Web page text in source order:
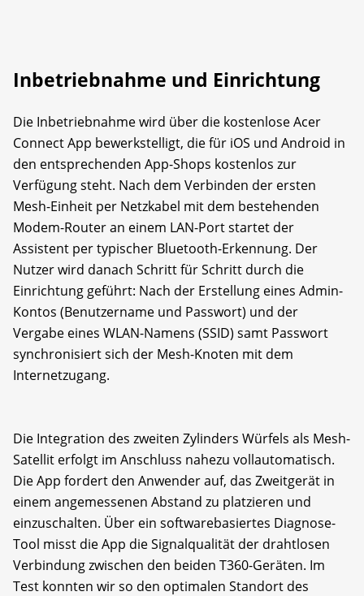
Inbetriebnahme und Einrichtung
Die Inbetriebnahme wird über die kostenlose Acer
Connect App bewerkstelligt, die für iOS und Android in
den entsprechenden App-Shops kostenlos zur
Verfügung steht. Nach dem Verbinden der ersten
Mesh-Einheit per Netzkabel mit dem bestehenden
Modem-Router an einem LAN-Port startet der
Assistent per typischer Bluetooth-Erkennung. Der
Nutzer wird danach Schritt für Schritt durch die
Einrichtung geführt: Nach der Erstellung eines Admin-
Kontos (Benutzername und Passwort) und der
Vergabe eines WLAN-Namens (SSID) samt Passwort
synchronisiert sich der Mesh-Knoten mit dem
Internetzugang.
Die Integration des zweiten Zylinders Würfels als Mesh-
Satellit erfolgt im Anschluss nahezu vollautomatisch.
Die App fordert den Anwender auf, das Zweitgerät in
einem angemessenen Abstand zu platzieren und
einzuschalten. Über ein softwarebasiertes Diagnose-
Tool misst die App die Signalqualität der drahtlosen
Verbindung zwischen den beiden T360-Geräten. Im
Test konnten wir so den optimalen Standort des